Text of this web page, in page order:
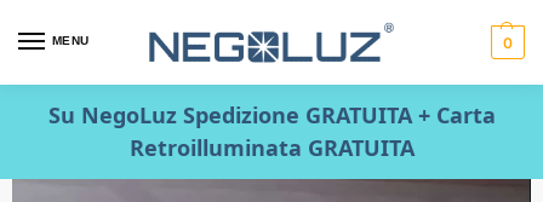
MENU 0
Su NegoLuz Spedizione GRATUITA + Carta
Retroilluminata GRATUITA